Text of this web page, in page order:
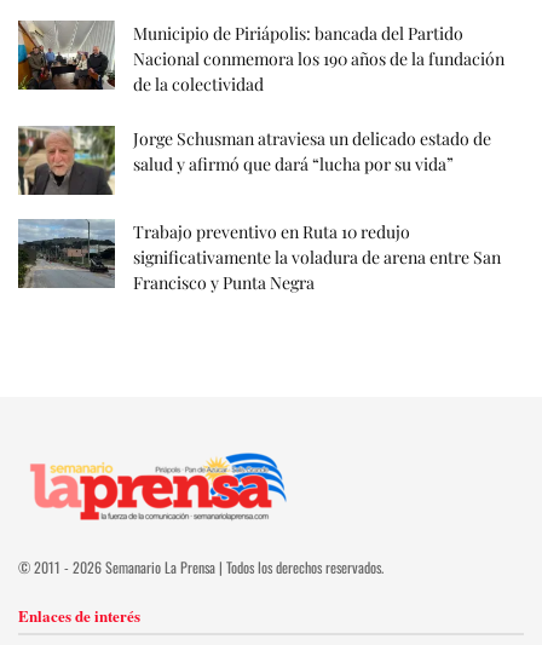
Municipio de Piriápolis: bancada del Partido
Nacional conmemora los 190 años de la fundación
de la colectividad
Jorge Schusman atraviesa un delicado estado de
salud y afirmó que dará “lucha por su vida”
Trabajo preventivo en Ruta 10 redujo
significativamente la voladura de arena entre San
Francisco y Punta Negra
© 2011 - 2026 Semanario La Prensa | Todos los derechos reservados.
Enlaces de interés